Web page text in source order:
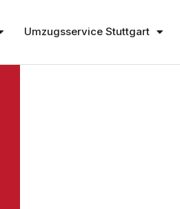
Umzugsservice Stuttgart